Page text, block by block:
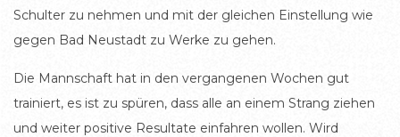
Schulter zu nehmen und mit der gleichen Einstellung wie
gegen Bad Neustadt zu Werke zu gehen.
Die Mannschaft hat in den vergangenen Wochen gut
trainiert, es ist zu spüren, dass alle an einem Strang ziehen
und weiter positive Resultate einfahren wollen. Wird